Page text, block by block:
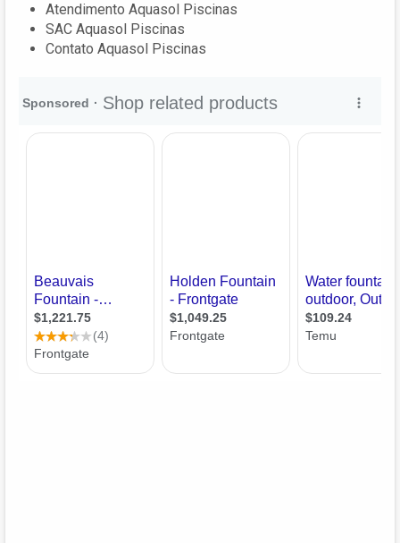
Atendimento Aquasol Piscinas
SAC Aquasol Piscinas
Contato Aquasol Piscinas